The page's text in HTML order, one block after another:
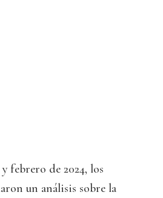
febrero de 2024, los
un análisis sobre la